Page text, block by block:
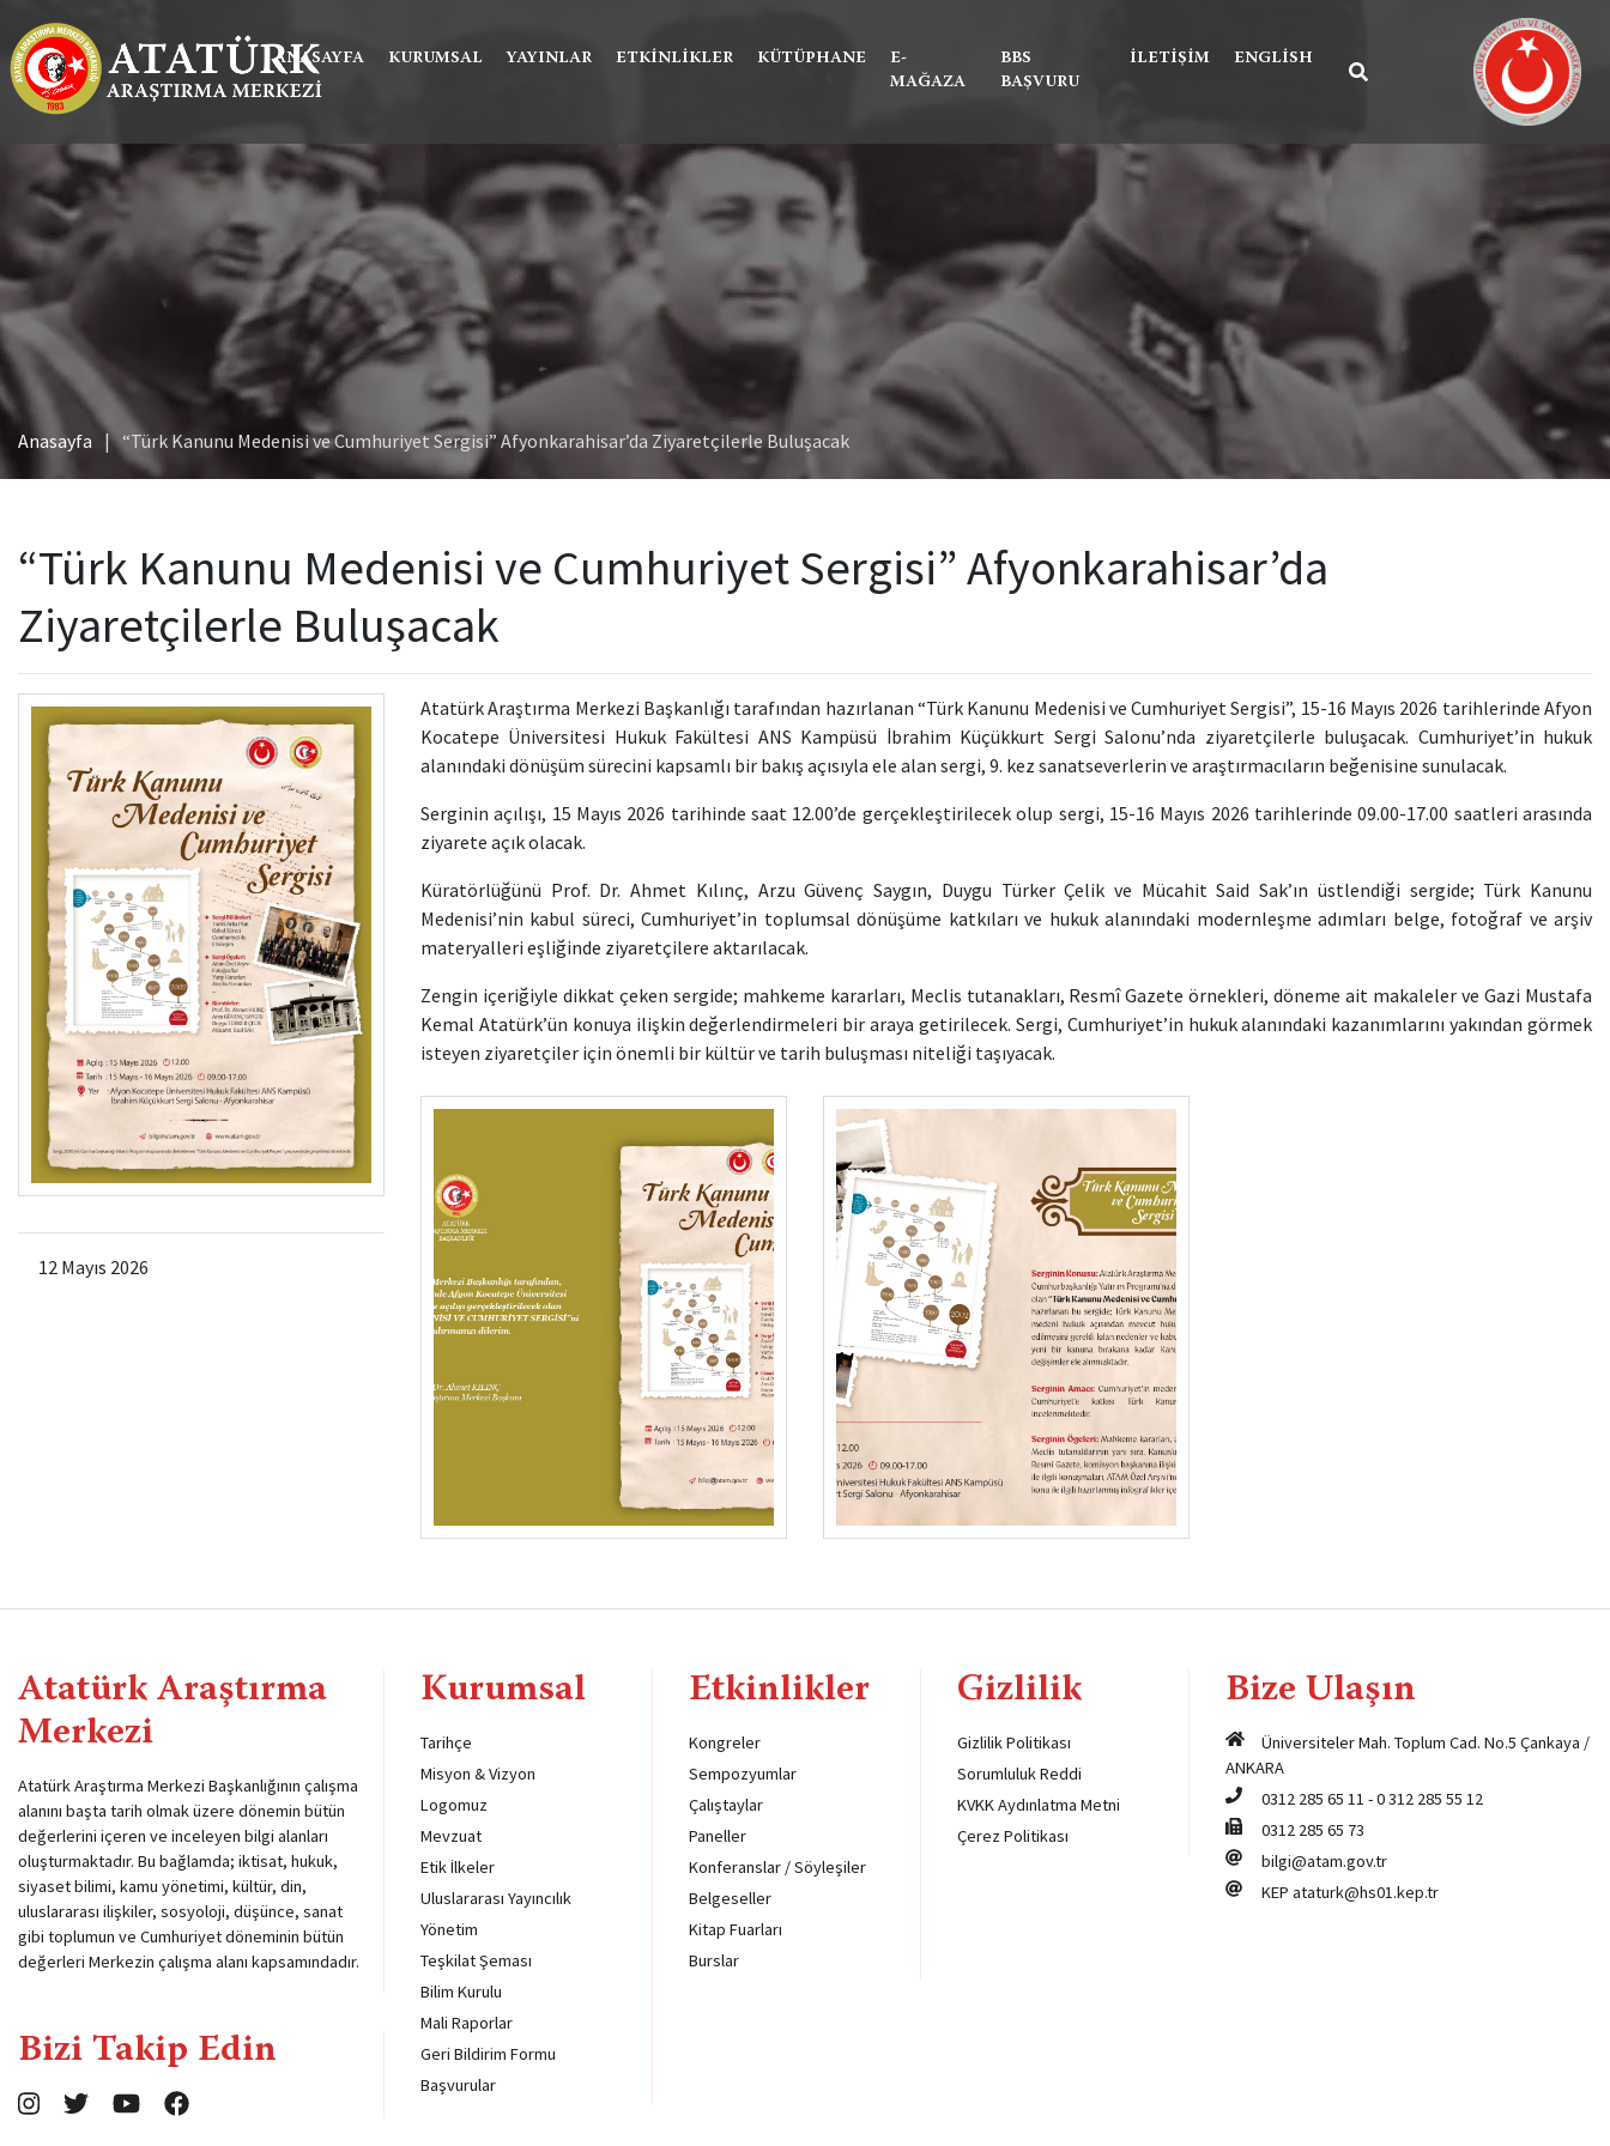
ANASAYFA KURUMSAL YAYINLAR ETKINLIKLER KÜTÜPHANE
E-
MAĞAZA
BBS
BAŞVURU
İLETIŞIM ENGLISH
Anasayfa “Türk Kanunu Medenisi ve Cumhuriyet Sergisi” Afyonkarahisar’da Ziyaretçilerle Buluşacak
“Türk Kanunu Medenisi ve Cumhuriyet Sergisi” Afyonkarahisar’da
Ziyaretçilerle Buluşacak
12 Mayıs 2026
Atatürk Araştırma Merkezi Başkanlığı tarafından hazırlanan “Türk Kanunu Medenisi ve Cumhuriyet Sergisi”, 15-16 Mayıs 2026 tarihlerinde Afyon
Kocatepe Üniversitesi Hukuk Fakültesi ANS Kampüsü İbrahim Küçükkurt Sergi Salonu’nda ziyaretçilerle buluşacak. Cumhuriyet’in hukuk
alanındaki dönüşüm sürecini kapsamlı bir bakış açısıyla ele alan sergi, 9. kez sanatseverlerin ve araştırmacıların beğenisine sunulacak.
Serginin açılışı, 15 Mayıs 2026 tarihinde saat 12.00’de gerçekleştirilecek olup sergi, 15-16 Mayıs 2026 tarihlerinde 09.00-17.00 saatleri arasında
ziyarete açık olacak.
Küratörlüğünü Prof. Dr. Ahmet Kılınç, Arzu Güvenç Saygın, Duygu Türker Çelik ve Mücahit Said Sak’ın üstlendiği sergide; Türk Kanunu
Medenisi’nin kabul süreci, Cumhuriyet’in toplumsal dönüşüme katkıları ve hukuk alanındaki modernleşme adımları belge, fotoğraf ve arşiv
materyalleri eşliğinde ziyaretçilere aktarılacak.
Zengin içeriğiyle dikkat çeken sergide; mahkeme kararları, Meclis tutanakları, Resmî Gazete örnekleri, döneme ait makaleler ve Gazi Mustafa
Kemal Atatürk’ün konuya ilişkin değerlendirmeleri bir araya getirilecek. Sergi, Cumhuriyet’in hukuk alanındaki kazanımlarını yakından görmek
isteyen ziyaretçiler için önemli bir kültür ve tarih buluşması niteliği taşıyacak.
Atatürk Araştırma
Merkezi
Atatürk Araştırma Merkezi Başkanlığının çalışma
alanını başta tarih olmak üzere dönemin bütün
değerlerini içeren ve inceleyen bilgi alanları
oluşturmaktadır. Bu bağlamda; iktisat, hukuk,
siyaset bilimi, kamu yönetimi, kültür, din,
uluslararası ilişkiler, sosyoloji, düşünce, sanat
gibi toplumun ve Cumhuriyet döneminin bütün
değerleri Merkezin çalışma alanı kapsamındadır.
Bizi Takip Edin
Kurumsal
Tarihçe
Misyon & Vizyon
Logomuz
Mevzuat
Etik İlkeler
Uluslararası Yayıncılık
Yönetim
Teşkilat Şeması
Bilim Kurulu
Mali Raporlar
Geri Bildirim Formu
Başvurular
Etkinlikler
Kongreler
Sempozyumlar
Çalıştaylar
Paneller
Konferanslar / Söyleşiler
Belgeseller
Kitap Fuarları
Burslar
Gizlilik
Gizlilik Politikası
Sorumluluk Reddi
KVKK Aydınlatma Metni
Çerez Politikası
Bize Ulaşın
Üniversiteler Mah. Toplum Cad. No.5 Çankaya /
ANKARA
0312 285 65 11 -0 312 285 55 12
0312 285 65 73
bilgi@atam.gov.tr
KEP ataturk@hs01.kep.tr